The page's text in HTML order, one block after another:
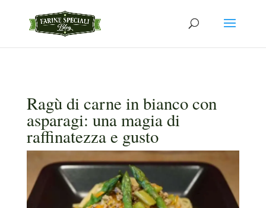
Ragù di carne in bianco con
asparagi: una magia di
raffinatezza e gusto